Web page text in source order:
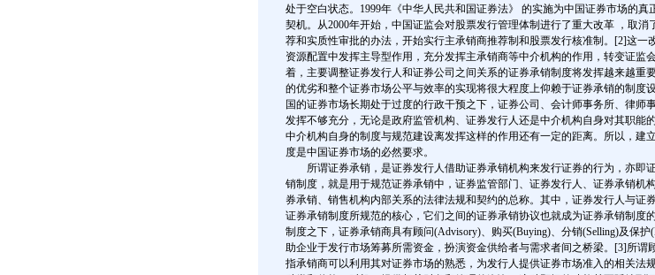
处于空白状态。1999年《中华人民共和国证券法》 的实施为中国证券市场的真
契机。从2000年开始，中国证监会对股票发行管理体制进行了重大改革 ，取消
荐和实质性审批的办法，开始实行主承销商推荐制和股票发行核准制。[2]这一
资源配置中发挥主导型作用，充分发挥主承销商等中介机构的作用，转变证监
着，主要调整证券发行人和证券公司之间关系的证券承销制度将发挥越来越重
的优劣和整个证券市场公平与效率的实现将很大程度上仰赖于证券承销的制度
国的证券市场长期处于过度的行政干预之下，证券公司、会计师事务所、律师
发挥不够充分，无论是政府监管机构、证券发行人还是中介机构自身对其职能
中介机构自身的制度与规范建设离发挥这样的作用还有一定的距离。所以，建
度是中国证券市场的必然要求。
所谓证券承销，是证券发行人借助证券承销机构来发行证券的行为，亦即
销制度，就是用于规范证券承销中，证券监管部门、证券发行人、证券承销机
券承销、销售机构内部关系的法律法规和契约的总称。其中，证券发行人与证
证券承销制度所规范的核心，它们之间的证券承销协议也就成为证券承销制度
制度之下，证券承销商具有顾问(Advisory)、购买(Buying)、分销(Selling)及保护
助企业于发行市场筹募所需资金，扮演资金供给者与需求者间之桥梁。[3]所谓
指承销商可以利用其对证券市场的熟悉，为发行人提供证券市场准入的相关法